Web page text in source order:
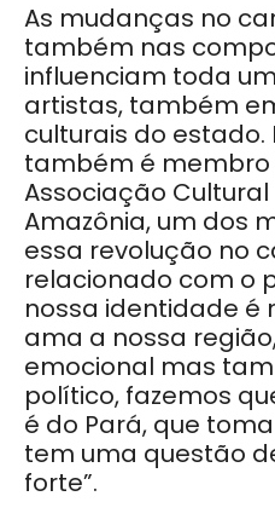
As mudanças no
também nas
influenciam toda
artistas, também
culturais do estado.
também é
Associação Cultural
Amazônia, um dos
essa revolução no
relacionado com o
nossa identidade é
ama a nossa
emocional mas
político, fazemos
é do Pará, que
tem uma questão
forte”.